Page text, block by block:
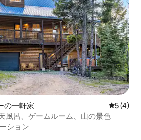
の一軒家 レビュー
5 (4)
風呂、ゲームルーム、山の景色
ション